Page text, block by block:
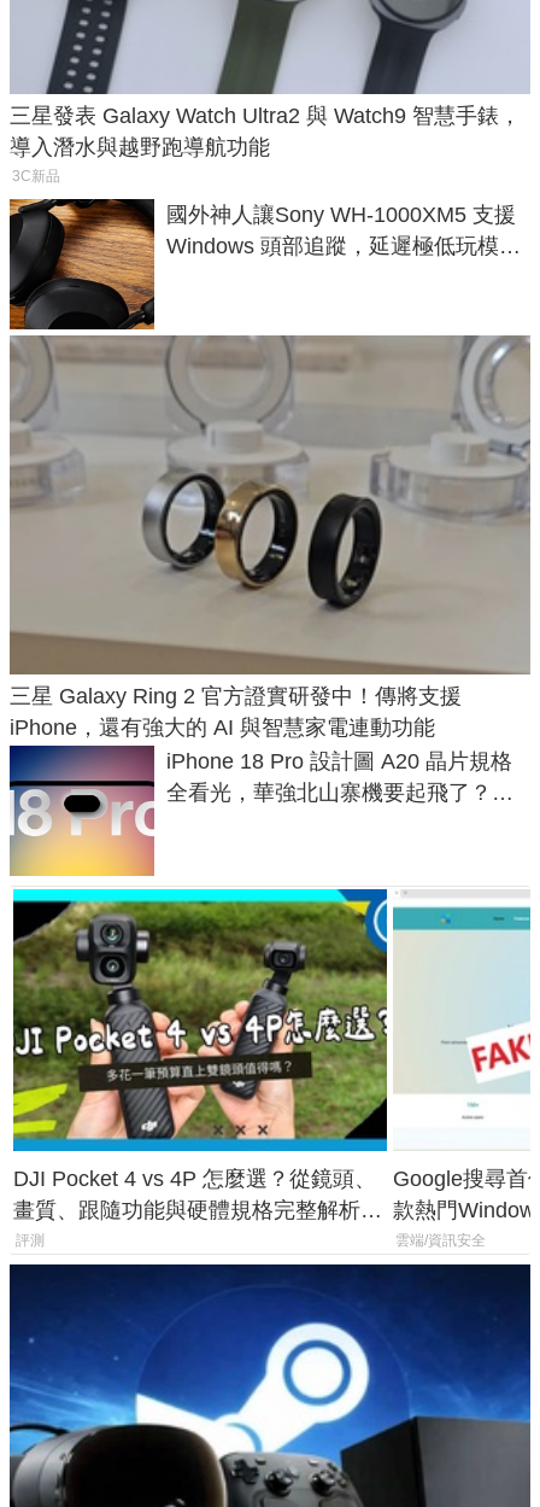
三星發表 Galaxy Watch Ultra2 與 Watch9 智慧手錶，
導入潛水與越野跑導航功能
3C新品
國外神人讓Sony WH-1000XM5 支援
Windows 頭部追蹤，延遲極低玩模擬
三星 Galaxy Ring 2 官方證實研發中！傳將支援
iPhone，還有強大的 AI 與智慧家電連動功能
iPhone 18 Pro 設計圖 A20 晶片規格
全看光，華強北山寨機要起飛了？專
DJI Pocket 4 vs 4P 怎麼選？從鏡頭、
畫質、跟隨功能與硬體規格完整解析，
一次看懂兩台差異
評測
Google搜尋首
款熱門
機
雲端/資訊安全